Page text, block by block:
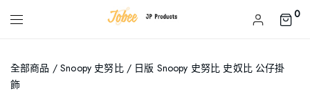
0
全部商品 /Snoopy 史努比/ 日版 Snoopy 史努比 史奴比 公仔掛
飾